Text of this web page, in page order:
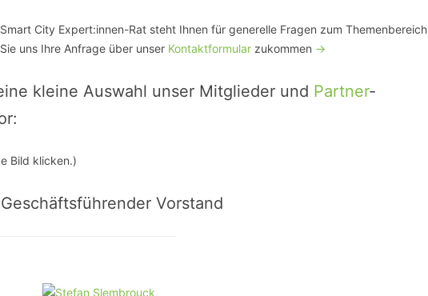
HECINO / WAITWELL
SMART CHARITIES
City Expert:innen-Rat steht Ihnen für generelle Fragen zum Themenbereich
uns Ihre Anfrage über unser Kontaktformular zukommen ->
kleine Auswahl unser Mitglieder und Partner-
Bild klicken.)
Geschäftsführender Vorstand